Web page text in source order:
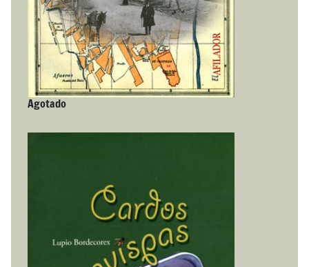
Agotado